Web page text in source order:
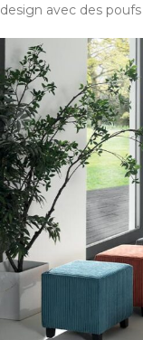
design avec des